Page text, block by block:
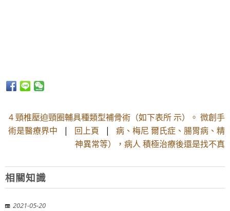
4 頸椎壓迫頸圈輔具種類型補骨術（如下表所 示）。 微創手
術是醫療界中 | 回上頁 | 病、梅尼 爾氏症、腸胃病、精
神異常等），病人 積極治療後還是找不真
相關知識
2021-05-20